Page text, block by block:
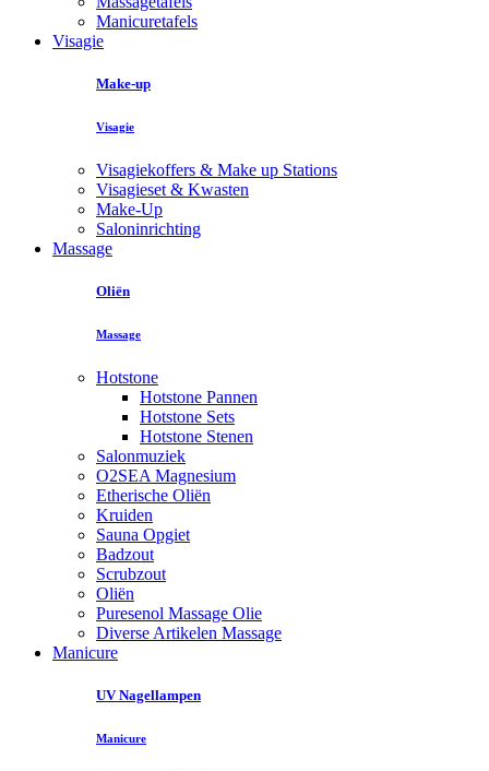
Manicuretafels
Visagie
Make-up
Visagie
Visagiekoffers & Make up Stations
Visagieset & Kwasten
Make-Up
Saloninrichting
Massage
Oliën
Massage
Hotstone
Hotstone Pannen
Hotstone Sets
Hotstone Stenen
Salonmuziek
O2SEA Magnesium
Etherische Oliën
Kruiden
Sauna Opgiet
Badzout
Scrubzout
Oliën
Puresenol Massage Olie
Diverse Artikelen Massage
Manicure
UV Nagellampen
Manicure